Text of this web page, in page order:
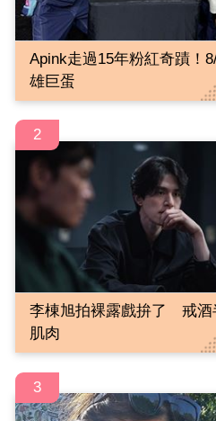
Apink走過15年粉紅奇蹟！
雄巨蛋
2
李棟旭拍裸露戲拚了 戒酒
肌肉
3